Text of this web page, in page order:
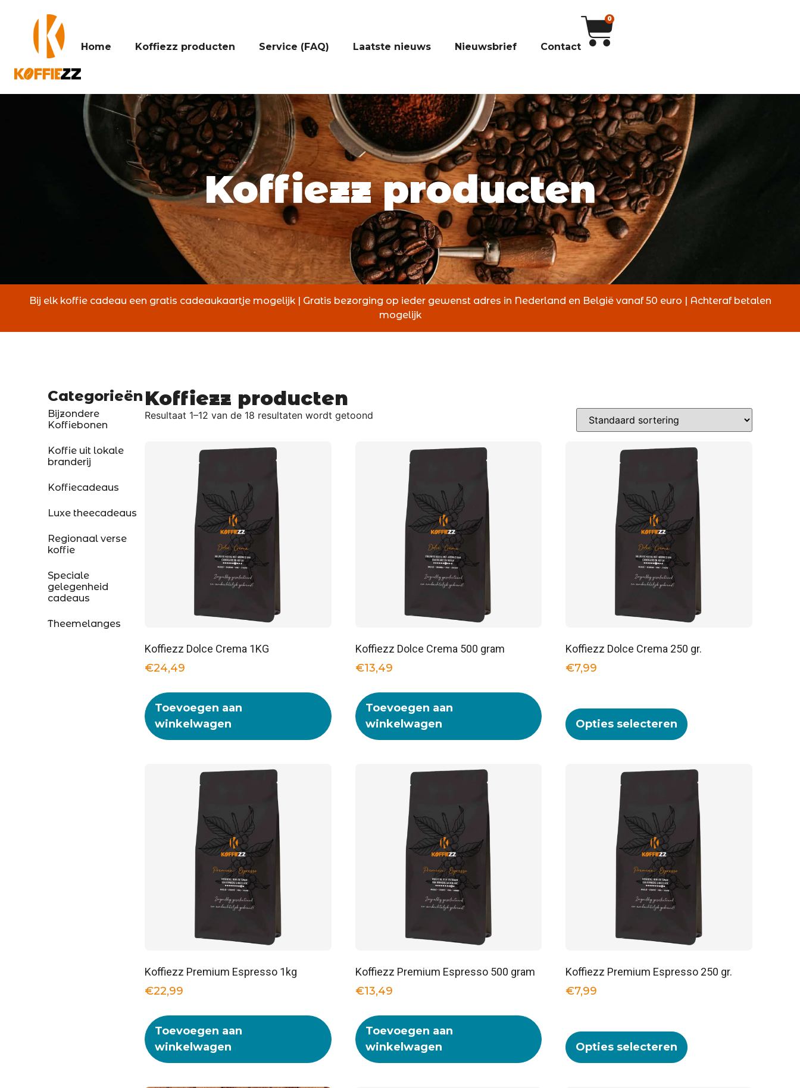
Home Koffiezz producten Service (FAQ) Laatste nieuws Nieuwsbrief Contact
0
Koffiezz producten
Bij elk koffie cadeau een gratis cadeaukaartje mogelijk | Gratis bezorging op ieder gewenst adres in Nederland en België vanaf 50 euro | Achteraf betalen
mogelijk
Categorieën
Bijzondere
Koffiebonen
Koffie uit lokale
branderij
Koffiecadeaus
Luxe theecadeaus
Regionaal verse
koffie
Speciale
gelegenheid
cadeaus
Theemelanges
Koffiezz producten
Resultaat 1–12 van de 18 resultaten wordt getoond
Koffiezz Dolce Crema 1KG
€24,49
Toevoegen aan
winkelwagen
Koffiezz Dolce Crema 500 gram
€13,49
Toevoegen aan
winkelwagen
Koffiezz Dolce Crema 250 gr.
€7,99
Opties selecteren
Koffiezz Premium Espresso 1kg
€22,99
Toevoegen aan
winkelwagen
Koffiezz Premium Espresso 500 gram
€13,49
Toevoegen aan
winkelwagen
Koffiezz Premium Espresso 250 gr.
€7,99
Opties selecteren